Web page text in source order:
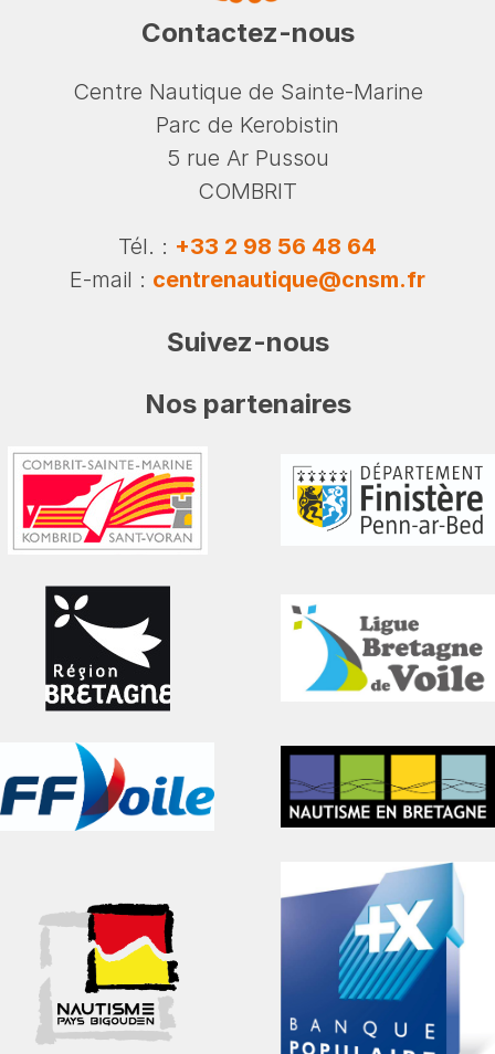
Contactez-nous
Centre Nautique de Sainte-Marine
Parc de Kerobistin
5 rue Ar Pussou
COMBRIT
Tél. : +33 2 98 56 48 64
E-mail : centrenautique@cnsm.fr
Suivez-nous
Nos partenaires